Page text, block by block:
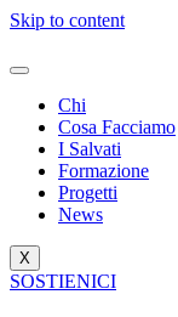
Skip to content
Chi
Cosa Facciamo
I Salvati
Formazione
Progetti
News
X
SOSTIENICI